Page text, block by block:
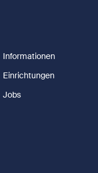
Informationen
Einrichtungen
Jobs